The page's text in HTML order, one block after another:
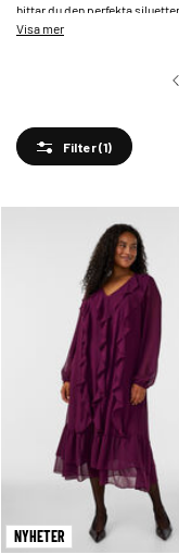
hittar du den perfekta
utbud av
Visa mer
Filter(1)
NYHETER